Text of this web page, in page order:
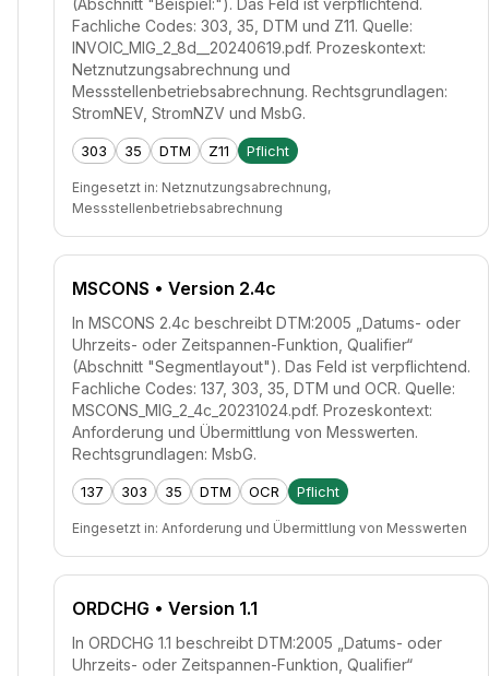
(Abschnitt "Beispiel:"). Das Feld ist verpflichtend.
Fachliche Codes: 303, 35, DTM und Z11. Quelle:
INVOIC_MIG_2_8d__20240619.pdf. Prozeskontext:
Netznutzungsabrechnung und
Messstellenbetriebsabrechnung. Rechtsgrundlagen:
StromNEV, StromNZV und MsbG.
303 35 DTM Z11 Pflicht
Eingesetzt in: Netznutzungsabrechnung,
Messstellenbetriebsabrechnung
MSCONS • Version 2.4c
In MSCONS 2.4c beschreibt DTM:2005 „Datums- oder
Uhrzeits- oder Zeitspannen-Funktion, Qualifier“
(Abschnitt "Segmentlayout"). Das Feld ist verpflichtend.
Fachliche Codes: 137, 303, 35, DTM und OCR. Quelle:
MSCONS_MIG_2_4c_20231024.pdf. Prozeskontext:
Anforderung und Übermittlung von Messwerten.
Rechtsgrundlagen: MsbG.
137 303 35 DTM OCR Pflicht
Eingesetzt in: Anforderung und Übermittlung von Messwerten
ORDCHG • Version 1.1
In ORDCHG 1.1 beschreibt DTM:2005 „Datums- oder
Uhrzeits- oder Zeitspannen-Funktion, Qualifier“